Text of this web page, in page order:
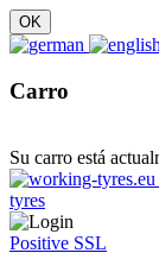
Carro
Su carro está
Positive SSL